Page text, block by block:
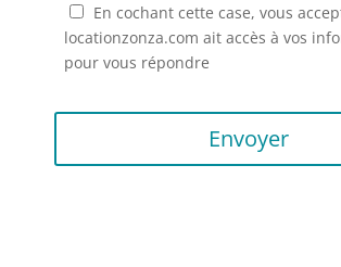
En cochant cette case, vous
locationzonza.com ait accès à vos
pour vous répondre